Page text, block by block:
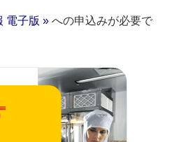
電子版 » への申込みが必要で